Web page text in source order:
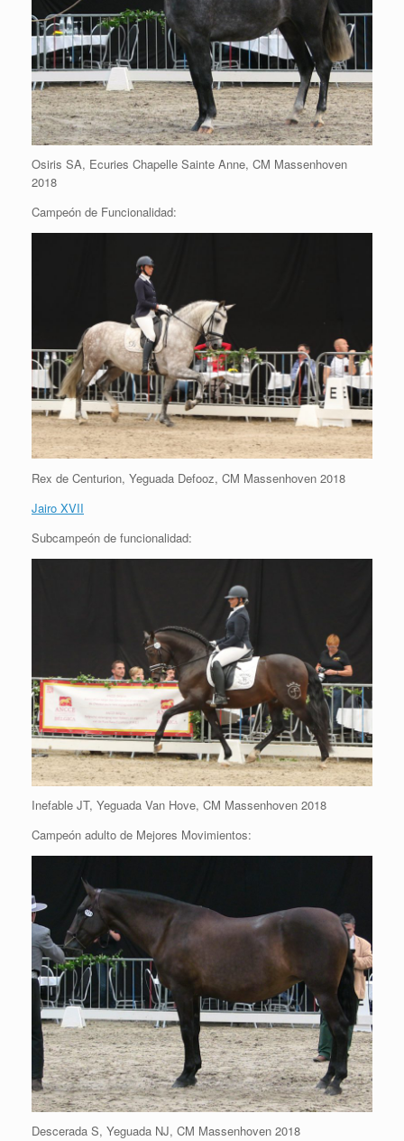
Osiris SA, Ecuries Chapelle Sainte Anne, CM Massenhoven
2018
Campeón de Funcionalidad:
Rex de Centurion, Yeguada Defooz, CM Massenhoven 2018
Jairo XVII
Subcampeón de funcionalidad:
Inefable JT, Yeguada Van Hove, CM Massenhoven 2018
Campeón adulto de Mejores Movimientos:
Descerada S, Yeguada NJ, CM Massenhoven 2018